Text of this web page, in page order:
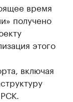
время
получено
этого
включая